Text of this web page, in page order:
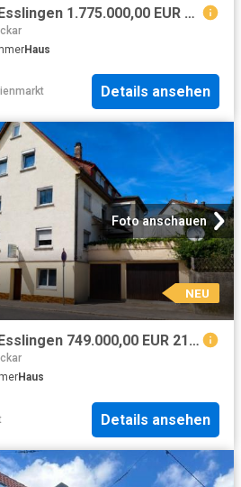
Haus zum Kaufen in Esslingen 1.775.000,00 EUR 720 m²
Haus
Details ansehen
Foto anschauen
NEU
Haus zum Kaufen in Esslingen 749.000,00 EUR 216 m²
Haus
Details ansehen